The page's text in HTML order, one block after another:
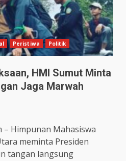
Peristiwa Politik
HMI Sumut Minta
Jaga Marwah
– Himpunan Mahasiswa
meminta Presiden
tangan langsung